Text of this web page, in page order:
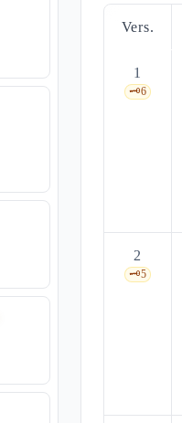
Vers.
1
🗝️6
2
🗝️5